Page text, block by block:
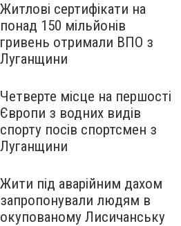
Житлові сертифікати на
понад 150 мільйонів
гривень отримали ВПО з
Луганщини
Четверте місце на першості
Європи з водних видів
спорту посів спортсмен з
Луганщини
Жити під аварійним дахом
запропонували людям в
окупованому Лисичанську